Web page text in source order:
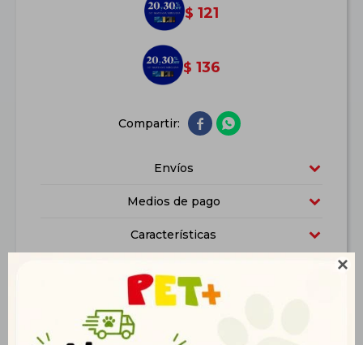

$ 121
$ 136
 
Envíos
Medios de pago
Características